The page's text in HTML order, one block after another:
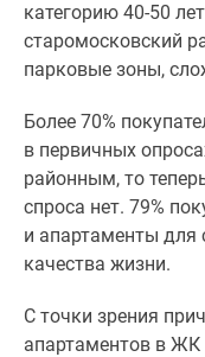
комнатные
Квартиры
карте
Ипотечный
калькулятор
Семейная
ипотека
Военная
Банки
категорию 40-50
старомосковский
парковые зоны,
Более 70%
в первичных
районным, то
спроса нет. 79%
и апартаменты для
качества жизни.
С точки зрения
апартаментов в ЖК